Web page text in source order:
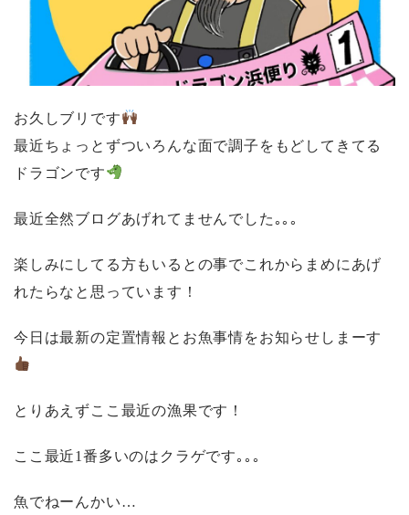
お問い合わせ
お問い合わせ
お久しブリです
最近ちょっとずついろんな面で調子をもどしてきてる
ドラゴンです
最近全然ブログあげれてませんでした｡｡｡
楽しみにしてる方もいるとの事でこれからまめにあげ
れたらなと思っています！
今日は最新の定置情報とお魚事情をお知らせしまーす
とりあえずここ最近の漁果です！
ここ最近1番多いのはクラゲです｡｡｡
魚でねーんかい…